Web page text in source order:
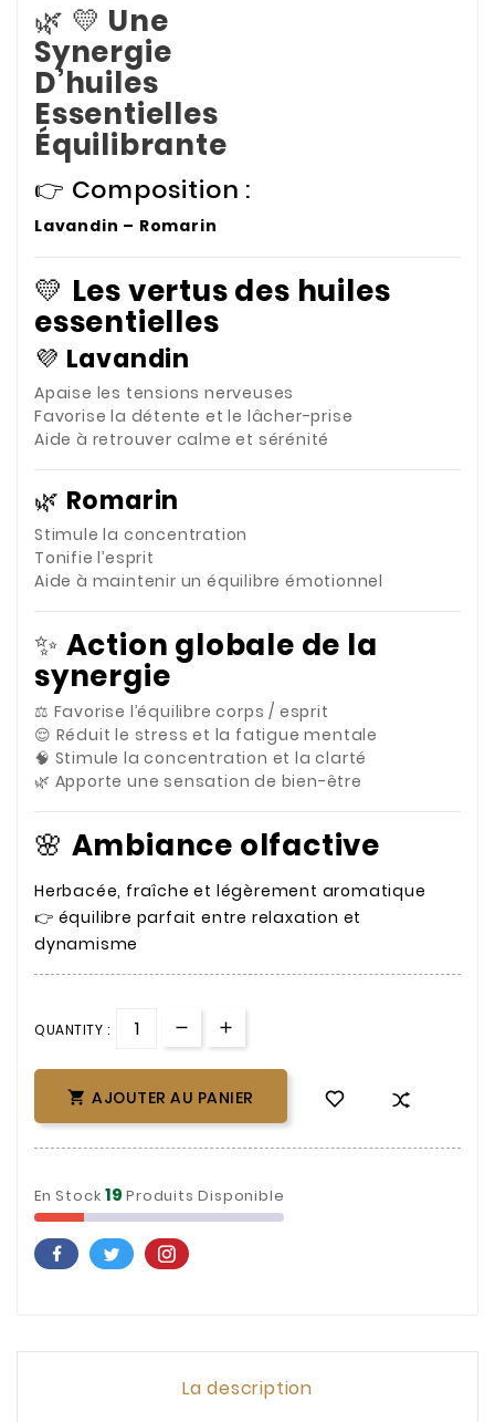
🌿 💛 Une
Synergie
D’huiles
Essentielles
Équilibrante
👉 Composition :
Lavandin – Romarin
💛 Les vertus des huiles
essentielles
💜 Lavandin
Apaise les tensions nerveuses
Favorise la détente et le lâcher-prise
Aide à retrouver calme et sérénité
🌿 Romarin
Stimule la concentration
Tonifie l’esprit
Aide à maintenir un équilibre émotionnel
✨ Action globale de la
synergie
⚖️ Favorise l’équilibre corps / esprit
😌 Réduit le stress et la fatigue mentale
🧠 Stimule la concentration et la clarté
🌿 Apporte une sensation de bien-être
🌸 Ambiance olfactive
Herbacée, fraîche et légèrement aromatique
👉 équilibre parfait entre relaxation et
dynamisme
QUANTITY :
 AJOUTER AU PANIER
En Stock19Produits Disponible
La description